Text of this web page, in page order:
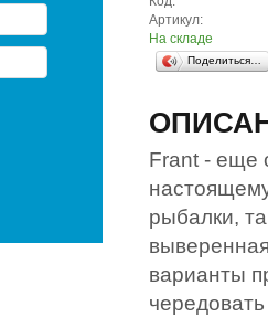
Артикул:
На складе
Поделиться…
Frant - еще
рыбалки,
варианты